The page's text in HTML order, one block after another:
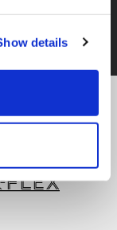
details
ET
FLEX